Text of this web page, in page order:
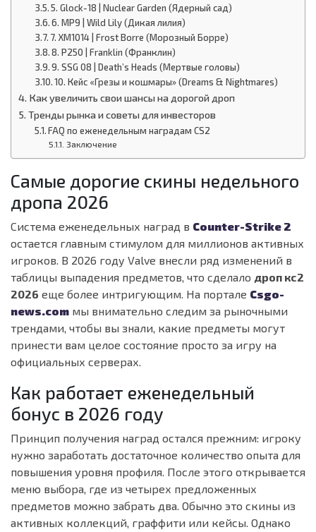
5. Glock-18 | Nuclear Garden (Ядерный сад)
6. MP9 | Wild Lily (Дикая лилия)
7. XM1014 | Frost Borre (Морозный Борре)
8. P250 | Franklin (Франклин)
9. SSG 08 | Death’s Heads (Мертвые головы)
10. Кейс «Грезы и кошмары» (Dreams & Nightmares)
Как увеличить свои шансы на дорогой дроп
Тренды рынка и советы для инвесторов
FAQ по еженедельным наградам CS2
Заключение
Самые дорогие скины недельного
дропа 2026
Система еженедельных наград в Counter-Strike 2
остается главным стимулом для миллионов активных
игроков. В 2026 году Valve внесли ряд изменений в
таблицы выпадения предметов, что сделало дроп кс2
2026 еще более интригующим. На портале Csgo-
news.com мы внимательно следим за рыночными
трендами, чтобы вы знали, какие предметы могут
принести вам целое состояние просто за игру на
официальных серверах.
Как работает еженедельный
бонус в 2026 году
Принцип получения наград остался прежним: игроку
нужно заработать достаточное количество опыта для
повышения уровня профиля. После этого открывается
меню выбора, где из четырех предложенных
предметов можно забрать два. Обычно это скины из
активных коллекций, граффити или кейсы. Однако